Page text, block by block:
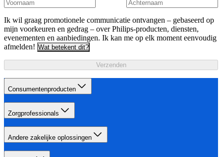
Ik wil graag promotionele communicatie ontvangen – gebaseerd op
mijn voorkeuren en gedrag – over Philips-producten, diensten,
evenementen en aanbiedingen. Ik kan me op elk moment eenvoudig
afmelden! Wat betekent dit?
Verzenden
Consumentenproducten
Zorgprofessionals
Andere zakelijke oplossingen